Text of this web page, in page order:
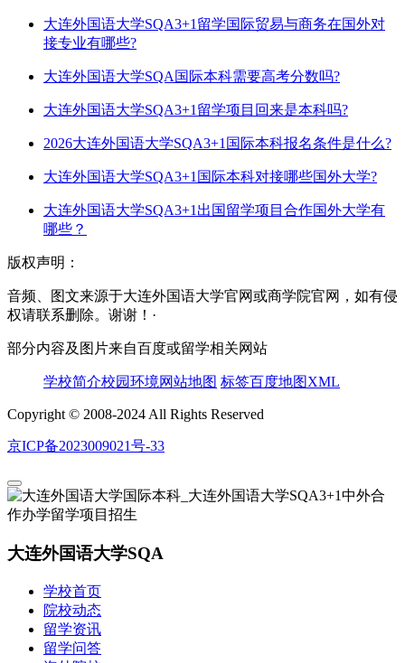
大连外国语大学SQA3+1留学国际贸易与商务在国外对
接专业有哪些?
大连外国语大学SQA国际本科需要高考分数吗?
大连外国语大学SQA3+1留学项目回来是本科吗?
2026大连外国语大学SQA3+1国际本科报名条件是什么?
大连外国语大学SQA3+1国际本科对接哪些国外大学?
大连外国语大学SQA3+1出国留学项目合作国外大学有
哪些？
版权声明：
音频、图文来源于大连外国语大学官网或商学院官网，如有侵
权请联系删除。谢谢！·
部分内容及图片来自百度或留学相关网站
学校简介校园环境网站地图 标签百度地图XML
Copyright © 2008-2024 All Rights Reserved
京ICP备2023009021号-33
大连外国语大学SQA
学校首页
院校动态
留学资讯
留学问答